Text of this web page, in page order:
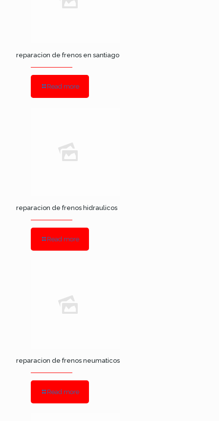
reparacion de frenos en santiago
Read more
reparacion de frenos hidraulicos
Read more
reparacion de frenos neumaticos
Read more